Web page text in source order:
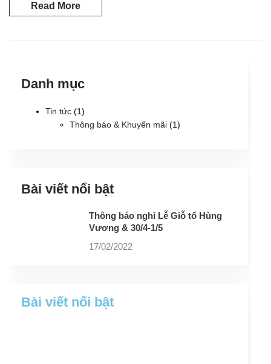
Read More
Danh mục
Tin tức (1)
Thông báo & Khuyến mãi (1)
Bài viết nổi bật
Thông báo nghỉ Lễ Giỗ tổ Hùng
Vương & 30/4-1/5
17/02/2022
Bài viết nổi bật